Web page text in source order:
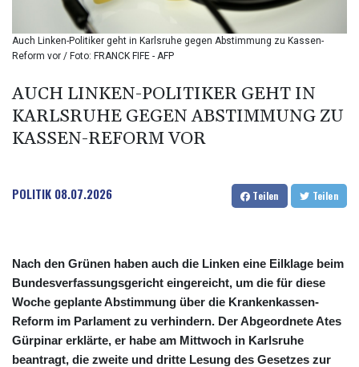
BZD 2.318271
CAD 1.612983
CDF 2615.761404
CHF 0.93588
CLP 1055.916879
CNY 7.801146
CNH 7.796152
COP 3633.55485
CUC 1.156136
CUP 30.637594
DKK 7.477932
DOP 67.289164
DZD 152.967099
EGP 57.293288
ERN 17.342035
ETB 186.049588
Auch Linken-Politiker geht in Karlsruhe gegen Abstimmung zu Kassen-
Reform vor / Foto: FRANCK FIFE - AFP
AUCH LINKEN-POLITIKER GEHT IN
KARLSRUHE GEGEN ABSTIMMUNG ZU
KASSEN-REFORM VOR
POLITIK 08.07.2026 Teilen Teilen
Nach den Grünen haben auch die Linken eine Eilklage beim
Bundesverfassungsgericht eingereicht, um die für diese
Woche geplante Abstimmung über die Krankenkassen-
Reform im Parlament zu verhindern. Der Abgeordnete Ates
Gürpinar erklärte, er habe am Mittwoch in Karlsruhe
beantragt, die zweite und dritte Lesung des Gesetzes zur